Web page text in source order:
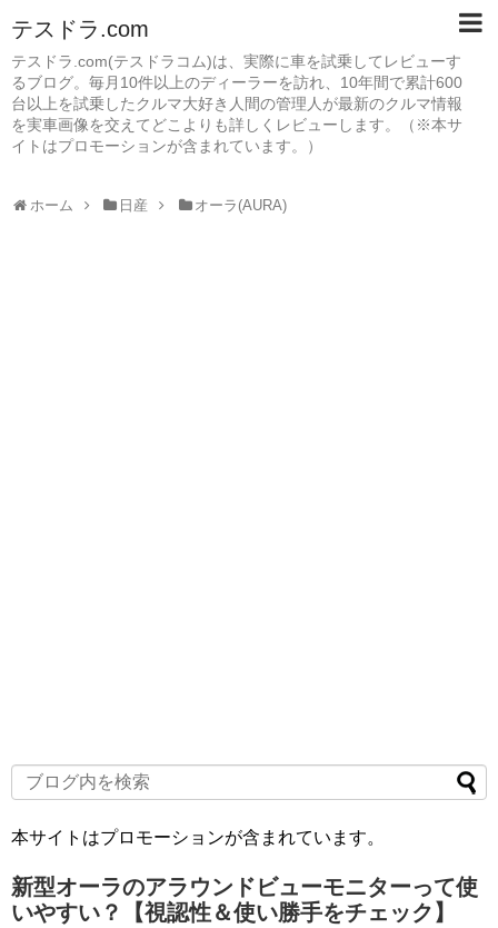
テスドラ.com
テスドラ.com(テスドラコム)は、実際に車を試乗してレビューす
るブログ。毎月10件以上のディーラーを訪れ、10年間で累計600
台以上を試乗したクルマ大好き人間の管理人が最新のクルマ情報
を実車画像を交えてどこよりも詳しくレビューします。（※本サ
イトはプロモーションが含まれています。）
ホーム 日産 オーラ(AURA)
本サイトはプロモーションが含まれています。
新型オーラのアラウンドビューモニターって使
いやすい？【視認性＆使い勝手をチェック】